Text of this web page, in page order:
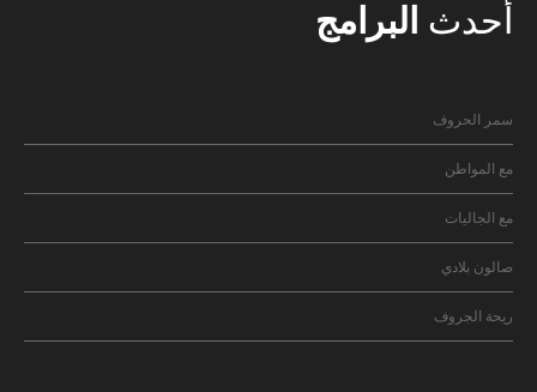
أحدث البرامج
سمر الحروف
مع المواطن
مع الجاليات
صالون بلادي
ريحة الجروف